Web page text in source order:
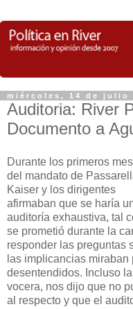
miércoles, 14 de julio
Auditoria: River
Documento a
Durante los primeros
del mandato de
Kaiser y los dirigentes
afirmaban que se haría
auditoría exhaustiva, tal
se prometió durante la
responder las preguntas
las implicancias
desentendidos. Incluso
vocera, nos dijo que no
al respecto y que el